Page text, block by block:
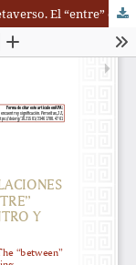
Cuestionamientos a las relaciones en el metaverso. El “entre” como espacio de encuentro y significación